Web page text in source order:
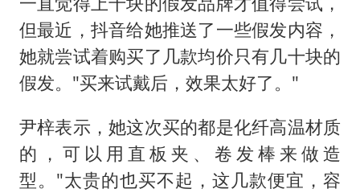
但最近，抖音给她推送了一些假发内容，
她就尝试着购买了几款均价只有几十块的
假发。"买来试戴后，效果太好了。"
尹梓表示，她这次买的都是化纤高温材质
的，可以用直板夹、卷发棒来做造
型。"太贵的也买不起，这几款便宜，容